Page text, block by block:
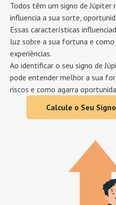
Todos têm um signo de Júpiter
influencia a sua sorte,
Essas características
luz sobre a sua fortuna e como
experiências.
Ao identificar o seu signo de
pode entender melhor a sua
riscos e como agarra
Calcule o Seu